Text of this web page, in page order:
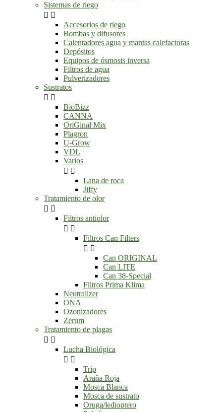
Sistemas de riego
 
Accesorios de riego
Bombas y difusores
Calentadores agua y mantas calefactoras
Depósitos
Equipos de ósmosis inversa
Filtros de agua
Pulverizadores
Sustratos
 
BioBizz
CANNA
OriGinal Mix
Plagron
U-Grow
VDL
Varios
 
Lana de roca
Jiffy
Tratamiento de olor
 
Filtros antiolor
 
Filtros Can Filters
 
Can ORIGINAL
Can LITE
Can 38-Special
Filtros Prima Klima
Neutralizer
ONA
Ozonizadores
Zerum
Tratamiento de plagas
 
Lucha Biológica
 
Trip
Araña Roja
Mosca Blanca
Mosca de sustrato
Oruga/ledioptero